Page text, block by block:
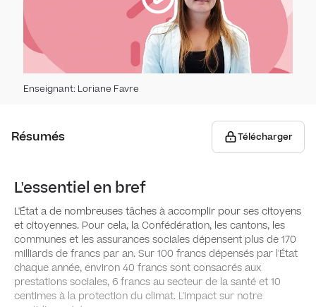
Enseignant: Loriane Favre
Résumés Télécharger
L'essentiel en bref
L'État a de nombreuses tâches à accomplir pour ses citoyens
et citoyennes. Pour cela, la Confédération, les cantons, les
communes et les assurances sociales dépensent plus de 170
milliards de francs par an. Sur 100 francs dépensés par l'État
chaque année, environ 40 francs sont consacrés aux
prestations sociales, 6 francs au secteur de la santé et 10
centimes à la protection du climat. L'impact sur notre